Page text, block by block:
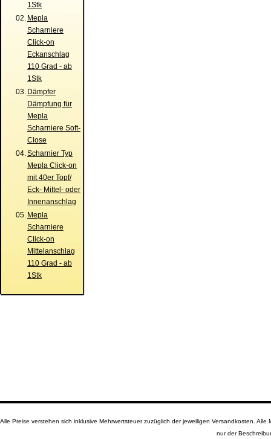
1Stk
02. Mepla
Scharniere
Click-on
Eckanschlag
110 Grad - ab
1Stk
03. Dämpfer
Dämpfung für
Mepla
Scharniere Soft-
Close
04.Scharnier Typ
Mepla Click-on
mit 40er Topf/
Eck- Mittel- oder
Innenanschlag
05. Mepla
Scharniere
Click-on
Mittelanschlag
110 Grad - ab
1Stk
Alle Preise verstehen sich inklusive Mehrwertsteuer zuzüglich der jeweiligen Versandkosten.
nur der